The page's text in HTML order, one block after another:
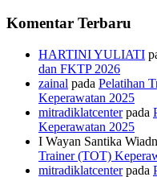
Komentar Terbaru
HARTINI YULIATI
dan FKTP 2026
zainal pada Pelatihan
Keperawatan 2025
mitradiklatcenterpada
Keperawatan 2025
I Wayan Santika
Trainer (TOT)
mitradiklatcenterpada